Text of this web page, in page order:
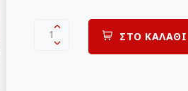
1 ΣΤΟ ΚΑΛΑΘΙ